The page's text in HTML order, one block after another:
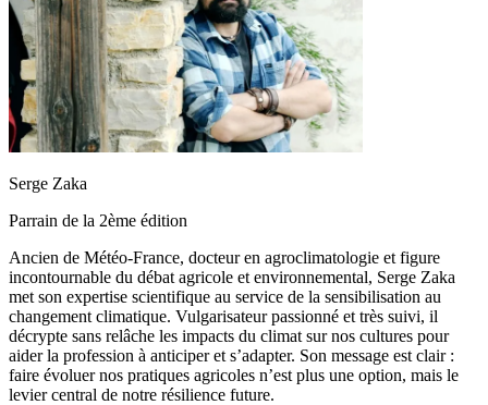
Serge Zaka
Parrain de la 2ème édition
Ancien de Météo-France, docteur en agroclimatologie et figure
incontournable du débat agricole et environnemental, Serge Zaka
met son expertise scientifique au service de la sensibilisation au
changement climatique. Vulgarisateur passionné et très suivi, il
décrypte sans relâche les impacts du climat sur nos cultures pour
aider la profession à anticiper et s’adapter. Son message est clair :
faire évoluer nos pratiques agricoles n’est plus une option, mais le
levier central de notre résilience future.